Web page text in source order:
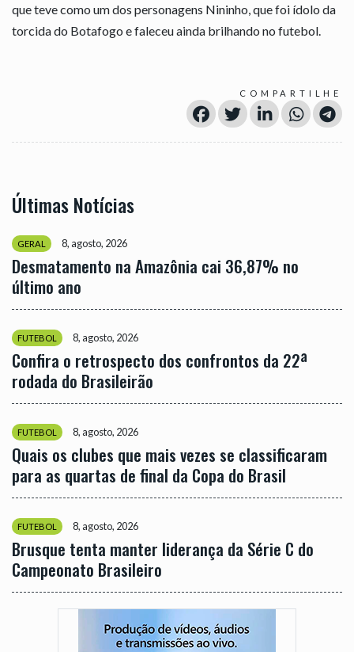
que teve como um dos personagens Nininho, que foi ídolo da
torcida do Botafogo e faleceu ainda brilhando no futebol.
COMPARTILHE
Últimas Notícias
GERAL 8, agosto, 2026
Desmatamento na Amazônia cai 36,87% no
último ano
FUTEBOL 8, agosto, 2026
Confira o retrospecto dos confrontos da 22ª
rodada do Brasileirão
FUTEBOL 8, agosto, 2026
Quais os clubes que mais vezes se classificaram
para as quartas de final da Copa do Brasil
FUTEBOL 8, agosto, 2026
Brusque tenta manter liderança da Série C do
Campeonato Brasileiro